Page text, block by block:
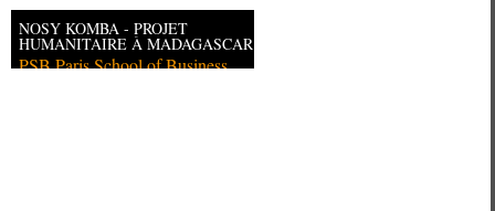
NOSY KOMBA - PROJET
HUMANITAIRE À MADAGASCAR
PSB Paris School of Business